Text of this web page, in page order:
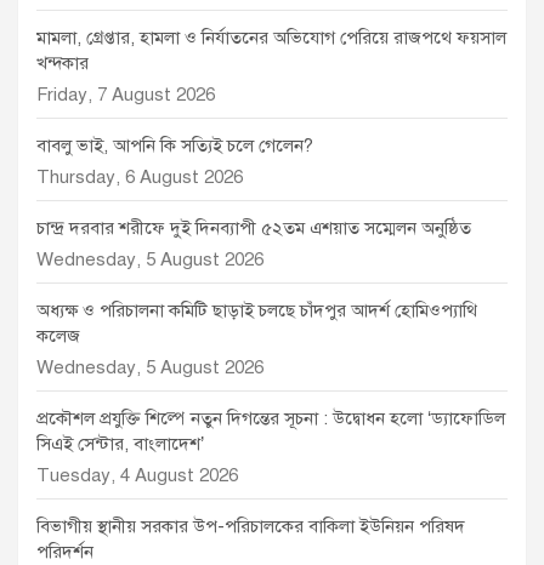
মামলা, গ্রেপ্তার, হামলা ও নির্যাতনের অভিযোগ পেরিয়ে রাজপথে ফয়সাল
খন্দকার
Friday, 7 August 2026
বাবলু ভাই, আপনি কি সত্যিই চলে গেলেন?
Thursday, 6 August 2026
চান্দ্র দরবার শরীফে দুই দিনব্যাপী ৫২তম এশয়াত সম্মেলন অনুষ্ঠিত
Wednesday, 5 August 2026
অধ্যক্ষ ও পরিচালনা কমিটি ছাড়াই চলছে চাঁদপুর আদর্শ হোমিওপ্যাথি
কলেজ
Wednesday, 5 August 2026
প্রকৌশল প্রযুক্তি শিল্পে নতুন দিগন্তের সূচনা : উদ্বোধন হলো ‘ড্যাফোডিল
সিএই সেন্টার, বাংলাদেশ’
Tuesday, 4 August 2026
বিভাগীয় স্থানীয় সরকার উপ-পরিচালকের বাকিলা ইউনিয়ন পরিষদ
পরিদর্শন